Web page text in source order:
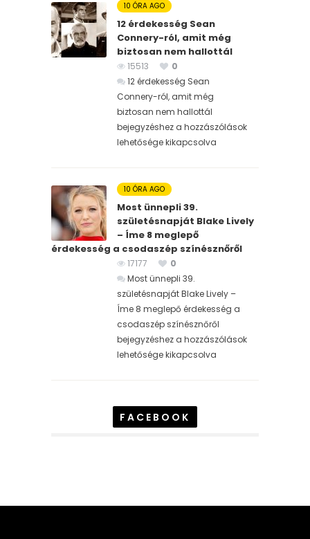
10 ÓRA AGO
12 érdekesség Sean
Connery-ról, amit még
biztosan nem hallottál
15513
0
12 érdekesség Sean
Connery-ról, amit még
biztosan nem hallottál
bejegyzéshez a hozzászólások
lehetősége kikapcsolva
10 ÓRA AGO
Most ünnepli 39.
születésnapját Blake Lively
– Íme 8 meglepő
érdekesség a csodaszép színésznőről
17177
0
Most ünnepli 39.
születésnapját Blake Lively –
Íme 8 meglepő érdekesség a
csodaszép színésznőről
bejegyzéshez a hozzászólások
lehetősége kikapcsolva
FACEBOOK